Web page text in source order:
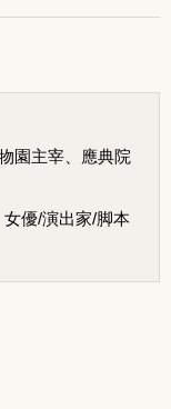
園主宰、應典院
女優/演出家/脚本